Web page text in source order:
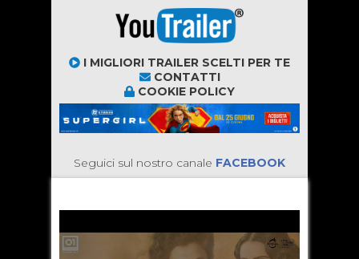
I MIGLIORI TRAILER SCELTI PER TE
CONTATTI
COOKIE POLICY
Seguici sul nostro canale FACEBOOK